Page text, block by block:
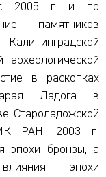
2005 г. и по
памятников
в раскопках
Ладога в
Староладожской
РАН; 2003 г.:
эпохи бронзы, а
– эпохи